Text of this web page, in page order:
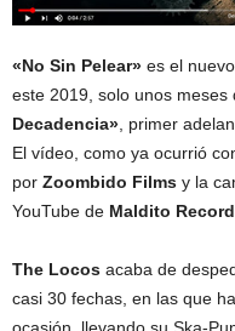
«No Sin Pelear» es el
este 2019, solo unos meses
Decadencia» , primer
El vídeo, como ya ocurrió
por Zoombido Films y la
YouTube de Maldito
The Locos acaba de
casi 30 fechas, en las que